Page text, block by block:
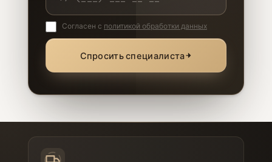
Согласен с политикой обработки данных
Спросить специалиста